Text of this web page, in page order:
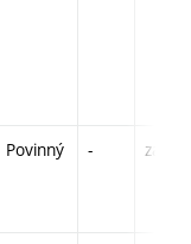
Povinný - zá